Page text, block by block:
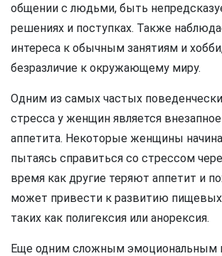
общении с людьми, быть
решениях и поступках. Также
интереса к обычным занятиям и
безразличие к окружающему миру.
Одним из самых частых
стресса у женщин является
аппетита. Некоторые женщины
пытаясь справиться со стрессом
время как другие теряют аппетит и
может привести к развитию пищевых
таких как полигексия или анорексия.
Еще одним сложным эмоциональным